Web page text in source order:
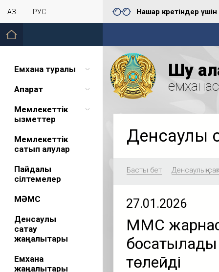
ҚАЗ РУС Нашар көретіндер үшін
Емхана туралы
Ақпарат
Мемлекеттік
қызметтер
Мемлекеттік
сатып алулар
Пайдалы
сілтемелер
МӘМС
Денсаулық
сақтау
жаңалықтары
Емхана
жаңалықтары
Шу
Денсаулық
Басты бет Денсаулық
27.01.2026
МӘМС
төлейді